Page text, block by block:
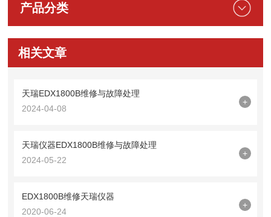
产品分类
相关文章
天瑞EDX1800B维修与故障处理
2024-04-08
+
天瑞仪器EDX1800B维修与故障处理
2024-05-22
+
EDX1800B维修天瑞仪器
2020-06-24
+